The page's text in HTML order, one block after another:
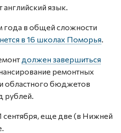
английский язык.
в общей сложности
в 16 школах Поморья.
должен завершиться
ремонтных
областного бюджетов
рублей.
сентября, еще две (в Нижней